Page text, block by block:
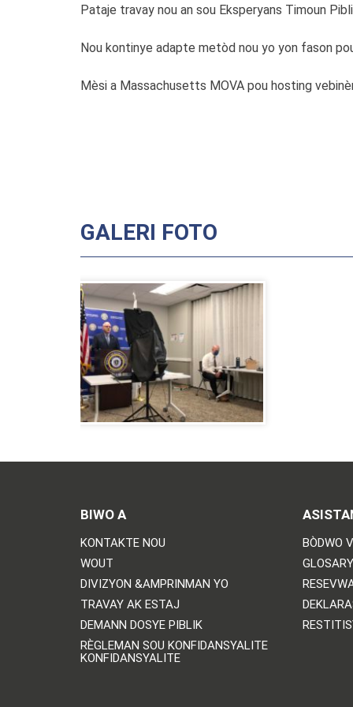
Pataje travay nou an sou Eksperyans Timoun
Nou kontinye adapte metòd nou yo yon fason
Mèsi a Massachusetts MOVA pou hosting
GALERI FOTO
BIWO A
KONTAKTE NOU
WOUT
DIVIZYON &AMPRINMAN YO
TRAVAY AK ESTAJ
DEMANN DOSYE PIBLIK
RÈGLEMAN SOU KONFIDANSYALITE
KONFIDANSYALITE
BÒDWO